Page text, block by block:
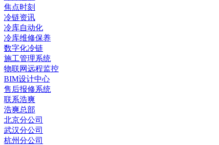
焦点时刻
冷链资讯
冷库自动化
冷库维修保养
数字化冷链
施工管理系统
物联网远程监控
BIM设计中心
售后报修系统
联系浩爽
浩爽总部
北京分公司
武汉分公司
杭州分公司